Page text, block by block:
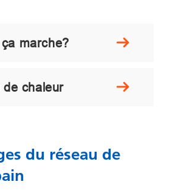
marche?
de chaleur
du réseau de